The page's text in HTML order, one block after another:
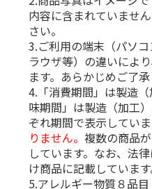
内容に含まれていませ
さい。
3.ご利用の端末（パソ
ラウザ等）の違いによ
ます。あらかじめご了承
4.「消費期間」は製造
味期間」は製造（加工
ぞれ期間で表示していま
りません。複数の商品
しています。なお、法
け商品に記載しています
5.アレルギー物質８品